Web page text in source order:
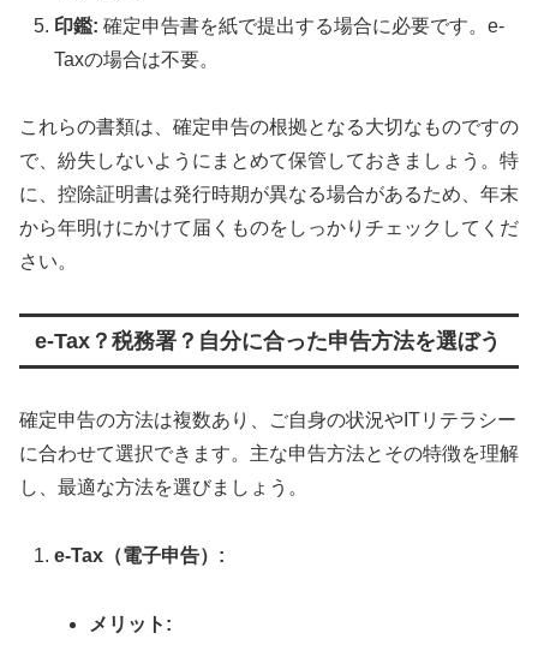
印鑑: 確定申告書を紙で提出する場合に必要です。e-
Taxの場合は不要。
これらの書類は、確定申告の根拠となる大切なものですの
で、紛失しないようにまとめて保管しておきましょう。特
に、控除証明書は発行時期が異なる場合があるため、年末
から年明けにかけて届くものをしっかりチェックしてくだ
さい。
e-Tax？税務署？自分に合った申告方法を選ぼう
確定申告の方法は複数あり、ご自身の状況やITリテラシー
に合わせて選択できます。主な申告方法とその特徴を理解
し、最適な方法を選びましょう。
e-Tax（電子申告）:
メリット: